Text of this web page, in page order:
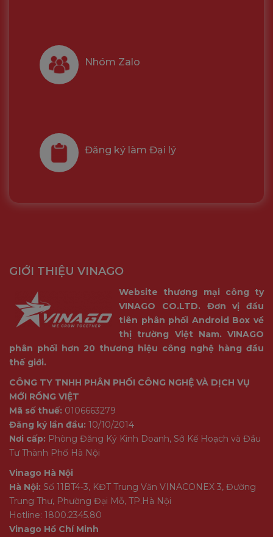
Nhóm Zalo
Đăng ký làm Đại lý
GIỚI THIỆU VINAGO
Website thương mại công ty
VINAGO CO.LTD. Đơn vị đầu
tiên phân phối Android Box về
thị trường Việt Nam. VINAGO
phân phối hơn 20 thương hiệu công nghệ hàng đầu
thế giới.
CÔNG TY TNHH PHÂN PHỐI CÔNG NGHỆ VÀ DỊCH VỤ
MỚI RỒNG VIỆT
Mã số thuế: 0106663279
Đăng ký lần đầu: 10/10/2014
Nơi cấp: Phòng Đăng Ký Kinh Doanh, Sở Kế Hoạch và Đầu
Tư Thành Phố Hà Nội
Vinago Hà Nội
Hà Nội: Số 11BT4-3, KĐT Trung Văn VINACONEX 3, Đường
Trung Thư, Phường Đại Mỗ, TP.Hà Nội
Hotline: 1800.2345.80
Vinago Hồ Chí Minh